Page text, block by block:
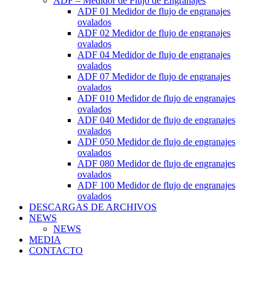
ADF 01 Medidor de flujo de engranajes
ovalados
ADF 02 Medidor de flujo de engranajes
ovalados
ADF 04 Medidor de flujo de engranajes
ovalados
ADF 07 Medidor de flujo de engranajes
ovalados
ADF 010 Medidor de flujo de engranajes
ovalados
ADF 040 Medidor de flujo de engranajes
ovalados
ADF 050 Medidor de flujo de engranajes
ovalados
ADF 080 Medidor de flujo de engranajes
ovalados
ADF 100 Medidor de flujo de engranajes
ovalados
DESCARGAS DE ARCHIVOS
NEWS
NEWS
MEDIA
CONTACTO